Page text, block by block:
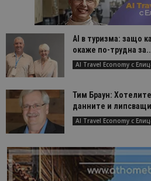
AI в туризма: защо
окаже по-трудна
AI Travel Economy с
Тим Браун:
данните и
AI Travel Economy с